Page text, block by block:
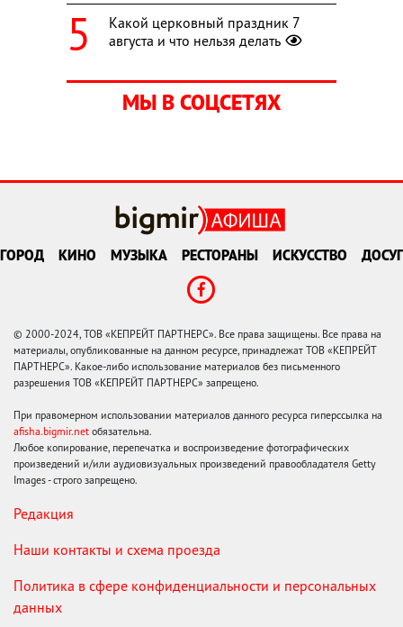
Какой церковный праздник 7
августа и что нельзя делать
МЫ В СОЦСЕТЯХ
ГОРОД КИНО МУЗЫКА РЕСТОРАНЫ ИСКУССТВО ДОСУГ
© 2000-2024, ТОВ «КЕПРЕЙТ ПАРТНЕРС». Все права защищены. Все права на
материалы, опубликованные на данном ресурсе, принадлежат ТОВ «КЕПРЕЙТ
ПАРТНЕРС». Какое-либо использование материалов без письменного
разрешения ТОВ «КЕПРЕЙТ ПАРТНЕРС» запрещено.
При правомерном использовании материалов данного ресурса гиперссылка на
afisha.bigmir.net обязательна.
Любое копирование, перепечатка и воспроизведение фотографических
произведений и/или аудиовизуальных произведений правообладателя Getty
Images - строго запрещено.
Редакция
Наши контакты и схема проезда
Политика в сфере конфиденциальности и персональных
данных